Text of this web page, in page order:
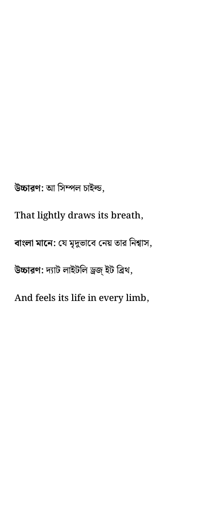
উচ্চারণ:আ সিম্পল চাইল্ড,
That lightly draws its breath,
বাংলা মানে: যে মৃদুভাবে নেয় তার নিশ্বাস,
উচ্চারণ:দ্যাট লাইটলি ড্রজ্‌ ইট ব্রিথ,
And feels its life in every limb,